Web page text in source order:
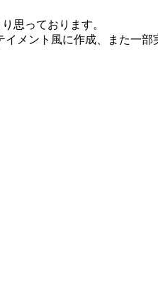
思っております。
メント風に作成、また一